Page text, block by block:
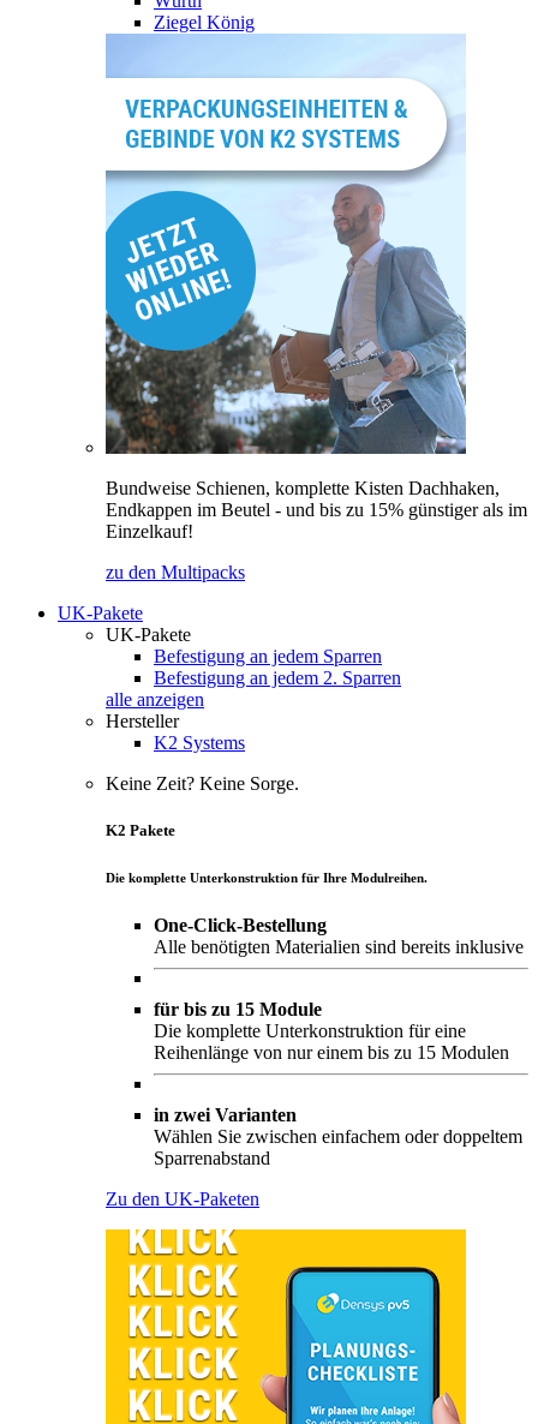
Ziegel König
Bundweise Schienen, komplette Kisten Dachhaken,
Endkappen im Beutel - und bis zu 15% günstiger als im
Einzelkauf!
zu den Multipacks
UK-Pakete
UK-Pakete
Befestigung an jedem Sparren
Befestigung an jedem 2. Sparren
alle anzeigen
Hersteller
K2 Systems
Keine Zeit? Keine Sorge.
K2 Pakete
Die komplette Unterkonstruktion für Ihre Modulreihen.
One-Click-Bestellung
Alle benötigten Materialien sind bereits inklusive
für bis zu 15 Module
Die komplette Unterkonstruktion für eine
Reihenlänge von nur einem bis zu 15 Modulen
in zwei Varianten
Wählen Sie zwischen einfachem oder doppeltem
Sparrenabstand
Zu den UK-Paketen